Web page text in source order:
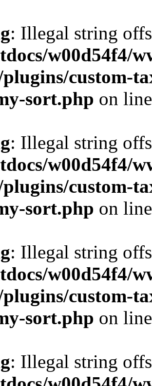
: Illegal string
w00d54f4/
custom-
sort.php on
: Illegal string
w00d54f4/
custom-
sort.php on
: Illegal string
w00d54f4/
custom-
sort.php on
: Illegal string